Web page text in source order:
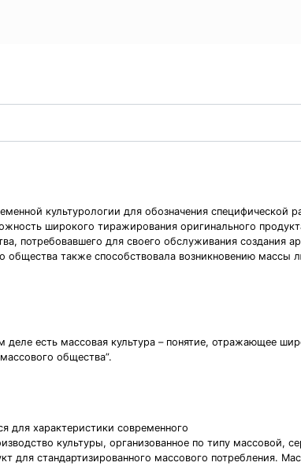
культурологии для обозначения специфической
широкого тиражирования оригинального
потребовавшего для своего обслуживания
общества также способствовала возникновению
есть массовая культура – понятие, отражающее
общества”.
для характеристики современного
культуры, организованное по типу
для стандартизированного массового потребления.